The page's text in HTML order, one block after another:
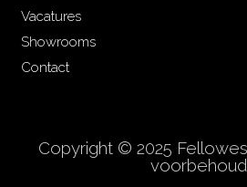
Vacatures
Showrooms
Contact
Copyright © 2025